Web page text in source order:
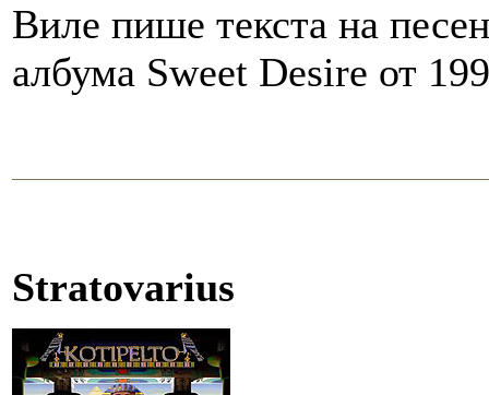
Виле пише текста на
албума Sweet Desire от
Stratovarius